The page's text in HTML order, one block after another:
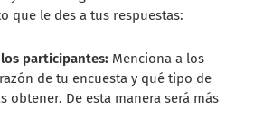
que le des a tus respuestas:
participantes: Menciona a los
de tu encuesta y qué tipo de
obtener. De esta manera será más